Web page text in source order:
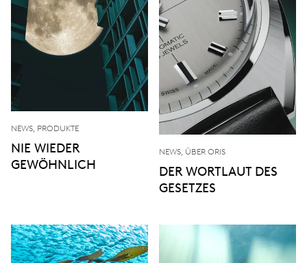
NEWS, PRODUKTE
NIE WIEDER
GEWÖHNLICH
NEWS, ÜBER ORIS
DER WORTLAUT DES
GESETZES